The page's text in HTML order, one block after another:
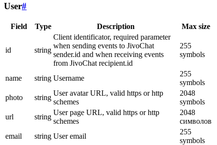
User#
Field Type Description Max size
id string
Client identificator, required parameter
when sending events to JivoChat
sender.id and when receiving events
from JivoChat recipient.id
255
symbols
name string Username
255
symbols
photo
string
User avatar URL, valid https or http
schemes
2048
symbols
url
string
User page URL, valid https or http
schemes
2048
символов
email
string User email
255
symbols